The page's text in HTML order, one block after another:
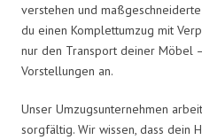
verstehen und
du einen Komplettumzug mit
nur den Transport deiner Möbel
Vorstellungen an.
Unser Umzugsunternehmen
sorgfältig. Wir wissen, dass dein